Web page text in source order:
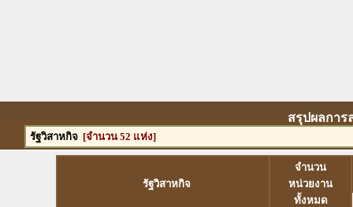
สรุปผลการ
รัฐวิสาหกิจ [จำนวน 52 แห่ง]
รัฐวิสาหกิจ
จำนวน
หน่วยงาน
ทั้งหมด